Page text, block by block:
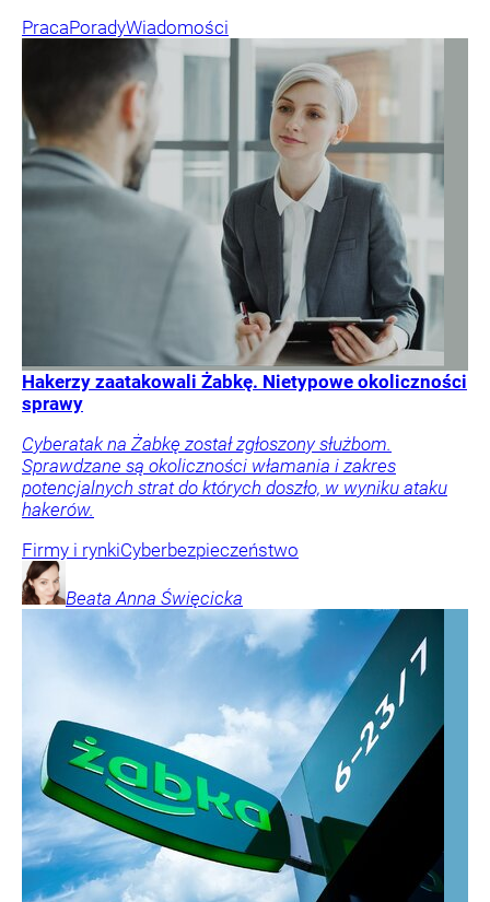
PracaPoradyWiadomości
Hakerzy zaatakowali Żabkę. Nietypowe okoliczności
sprawy
Cyberatak na Żabkę został zgłoszony służbom.
Sprawdzane są okoliczności włamania i zakres
potencjalnych strat do których doszło, w wyniku ataku
hakerów.
Firmy i rynkiCyberbezpieczeństwo
Beata Anna Święcicka